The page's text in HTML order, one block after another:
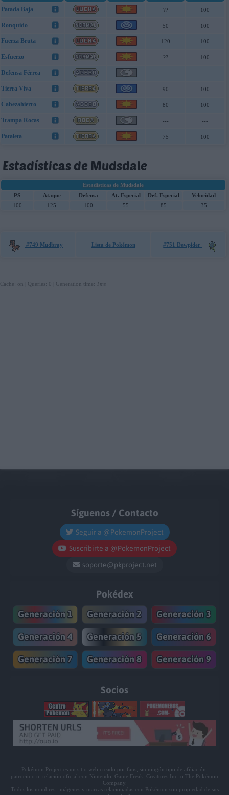
Patada Baja ?? 100
Ronquido 50 100
Fuerza Bruta 120 100
Esfuerzo ?? 100
Defensa Férrea --- ---
Tierra Viva 90 100
Cabezahierro 80 100
Trampa Rocas --- ---
Pataleta 75 100
Estadísticas de Mudsdale
Estadísticas de Mudsdale
PS
Ataque Defensa At. Especial Def. Especial
Velocidad
100
125 100 55 85 35
#749 Mudbray Lista de Pokémon #751 Dewpider
Cache: on | Queries: 0 | Generation time: 1ms
Síguenos / Contacto
Seguir a @PokemonProject
Suscribirte a @PokemonProject
soporte@pkproject.net
Pokédex
Generación 1
Generación 2 Generación 3
Generación 4 Generación 5 Generación 6
Generación 7 Generación 8 Generación 9
Socios
Pokémon Project es un sitio web creado por fans, sin ningún tipo de afiliación,
patrocinio ni relación oficial con Nintendo, Game Freak, Creatures Inc. o The Pokémon
Company.
Todos los nombres, imágenes y marcas relacionadas con Pokémon son propiedad de sus